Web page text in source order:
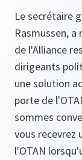
Le secrétaire
Rasmussen,
de l'Alliance
dirigeants
une solution
porte de
sommes
vous recevrez
l'OTAN